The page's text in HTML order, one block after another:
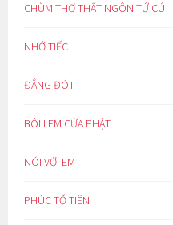
CHÙM THƠ THẤT NGÔN TỨ CÚ
NHỚ TIẾC
ĐẮNG ĐÓT
BÔI LEM CỬA PHẬT
NÓI VỚI EM
PHÚC TỔ TIÊN